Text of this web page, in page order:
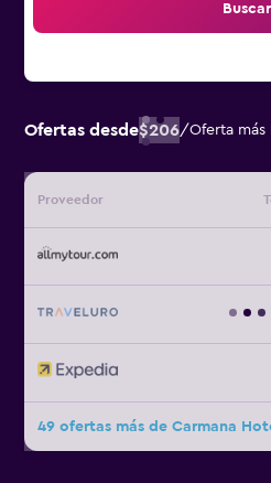
Buscar
Ofertas desde$206/Oferta
Proveedor
49 ofertas más de Carmana